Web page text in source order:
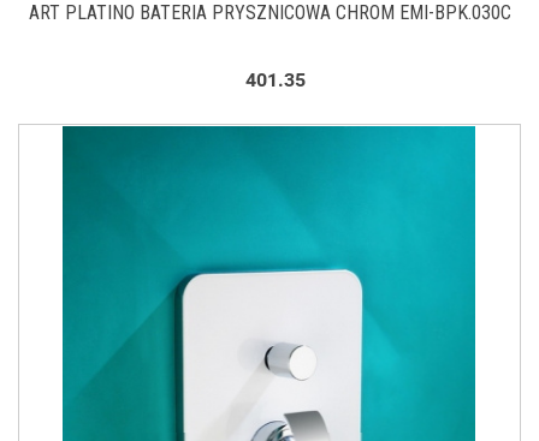
ART PLATINO BATERIA PRYSZNICOWA CHROM EMI-BPK.030C
401.35